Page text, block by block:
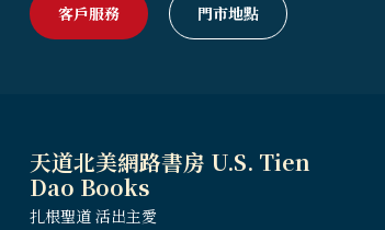
客戶服務 門市地點
天道北美網路書房 U.S. Tien
Dao Books
扎根聖道 活出主愛